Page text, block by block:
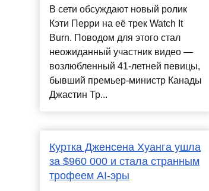
В сети обсуждают новый ролик
Кэти Перри на её трек Watch It
Burn. Поводом для этого стал
неожиданный участник видео —
возлюбленный 41-летней певицы,
бывший премьер-министр Канады
Джастин Тр...
Куртка Дженсена Хуанга ушла
за $960 000 и стала странным
трофеем AI-эры